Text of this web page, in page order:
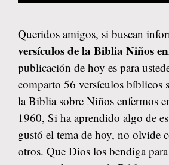
Queridos amigos, si buscan
versículos de la Biblia Niños
publicación de hoy es para
comparto 56 versículos bíblicos
la Biblia sobre Niños enfermos
1960, Si ha aprendido algo de
gustó el tema de hoy, no olvide
otros. Que Dios los bendiga